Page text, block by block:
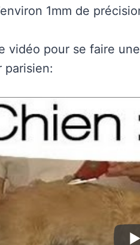
1mm de
vidéo pour se faire
parisien: